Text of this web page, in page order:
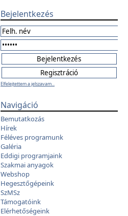
Bejelentkezés
Elfelejtettem a jelszavam...
Navigáció
Bemutatkozás
Hírek
Féléves programunk
Galéria
Eddigi programjaink
Szakmai anyagok
Webshop
Hegesztőgépeink
SzMSz
Támogatóink
Elérhetőségeink